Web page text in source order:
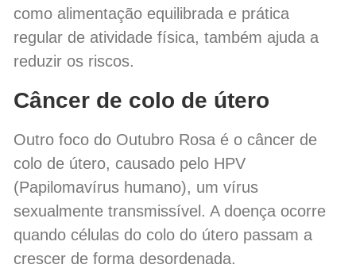
como alimentação equilibrada e prática
regular de atividade física, também ajuda a
reduzir os riscos.
Câncer de colo de útero
Outro foco do Outubro Rosa é o câncer de
colo de útero, causado pelo HPV
(Papilomavírus humano), um vírus
sexualmente transmissível. A doença ocorre
quando células do colo do útero passam a
crescer de forma desordenada.